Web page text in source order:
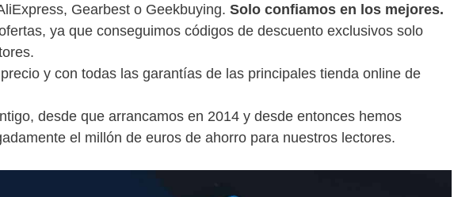
Gearbest o Geekbuying. Solo confiamos en los mejores.
ya que conseguimos códigos de descuento exclusivos solo
y con todas las garantías de las principales tienda online de
desde que arrancamos en 2014 y desde entonces hemos
el millón de euros de ahorro para nuestros lectores.